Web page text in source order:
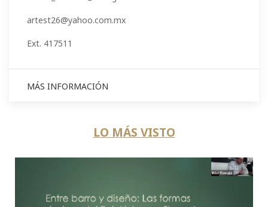
artest26@yahoo.com.mx
Ext. 417511
MÁS INFORMACIÓN
LO MÁS VISTO